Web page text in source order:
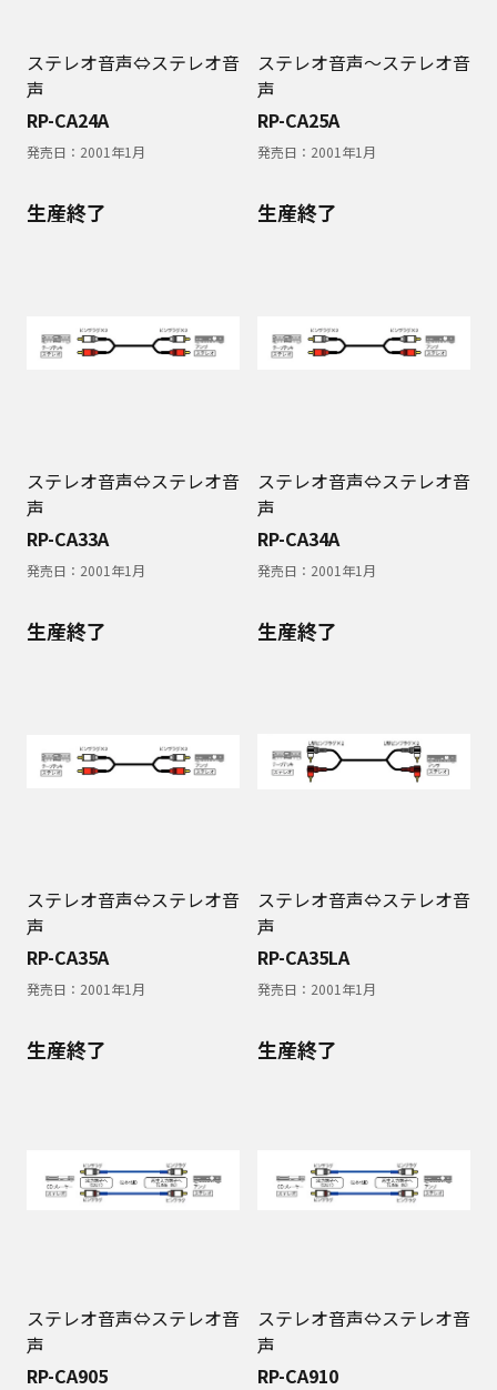
ステレオ音声⇔ステレオ音
声
RP-CA24A
発売日： 2001年1月
ステレオ音声～ステレオ音
声
RP-CA25A
発売日： 2001年1月
生産終了
ステレオ音声⇔ステレオ音
声
RP-CA33A
発売日： 2001年1月
生産終了
ステレオ音声⇔ステレオ音
声
RP-CA34A
発売日： 2001年1月
生産終了
ステレオ音声⇔ステレオ音
声
RP-CA35A
発売日： 2001年1月
生産終了
ステレオ音声⇔ステレオ音
声
RP-CA35LA
発売日： 2001年1月
生産終了
ステレオ音声⇔ステレオ音
声
RP-CA905
生産終了
ステレオ音声⇔ステレオ音
声
RP-CA910